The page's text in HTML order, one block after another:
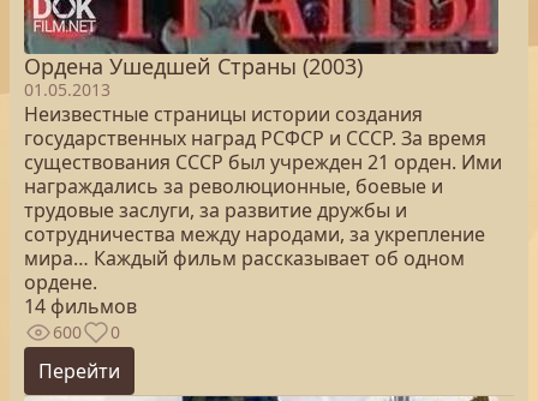
Ордена Ушедшей Страны (2003)
01.05.2013
Неизвестные страницы истории создания
государственных наград РСФСР и СССР. За время
существования СССР был учрежден 21 орден. Ими
награждались за революционные, боевые и
трудовые заслуги, за развитие дружбы и
сотрудничества между народами, за укрепление
мира… Каждый фильм рассказывает об одном
ордене.
14 фильмов
600 0
Перейти